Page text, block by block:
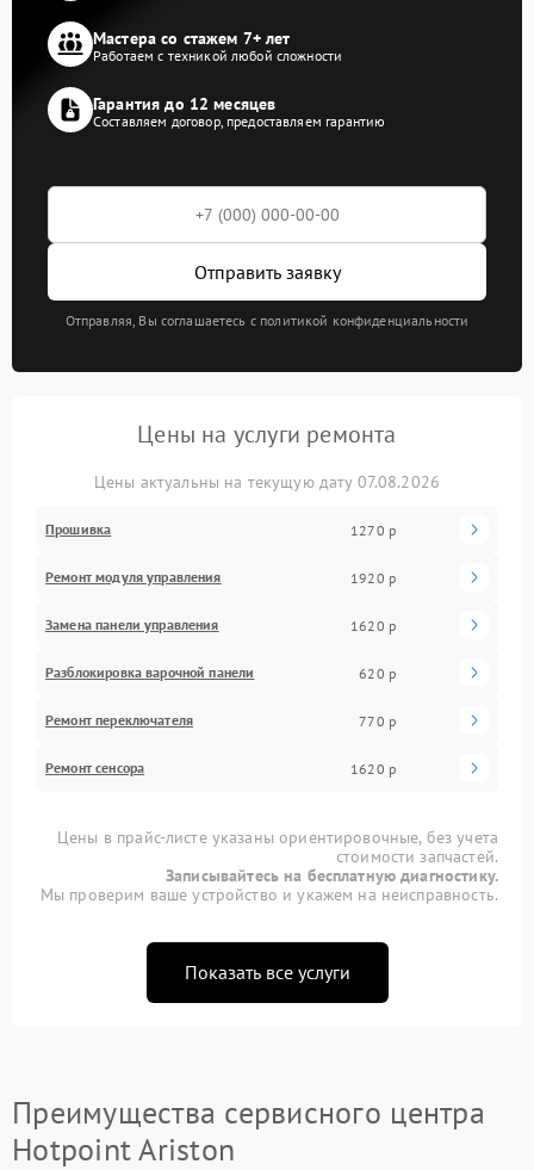
Мастера со стажем 7+ лет
Работаем с техникой любой сложности
Гарантия до 12 месяцев
Составляем договор, предоставляем гарантию
Отправить заявку
Отправляя, Вы соглашаетесь с политикой конфиденциальности
Цены на услуги ремонта
Цены актуальны на текущую дату 07.08.2026
Прошивка 1270 р
Ремонт модуля управления 1920 р
Замена панели управления 1620 р
Разблокировка варочной панели 620 р
Ремонт переключателя 770 р
Ремонт сенсора 1620 р
Цены в прайс-листе указаны ориентировочные, без учета
стоимости запчастей.
Записывайтесь на бесплатную диагностику.
Мы проверим ваше устройство и укажем на неисправность.
Показать все услуги
Преимущества сервисного центра
Hotpoint Ariston